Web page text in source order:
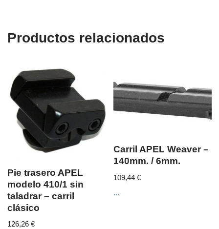
Productos relacionados
Pie trasero APEL
modelo 410/1 sin
taladrar – carril
clásico
126,26 €
Carril APEL Weaver –
140mm. / 6mm.
109,44€
...